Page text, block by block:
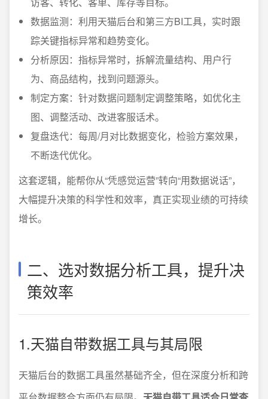
数据监测：利用天猫后台和第三方BI工具，实时跟
踪关键指标异常和趋势变化。
分析原因：指标异常时，拆解流量结构、用户行
为、商品结构，找到问题源头。
制定方案：针对数据问题制定调整策略，如优化主
图、调整活动、改进客服话术。
复盘迭代：每周/月对比数据变化，检验方案效果，
不断迭代优化。
这套逻辑，能帮你从“凭感觉运营”转向“用数据说话”，
大幅提升决策的科学性和效率，真正实现业绩的可持续
增长。
二、选对数据分析工具，提升决
策效率
1.天猫自带数据工具与其局限
天猫后台的数据工具虽然基础齐全，但在深度分析和跨